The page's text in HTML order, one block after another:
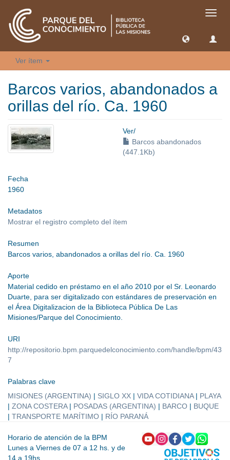
Ver ítem
Barcos varios, abandonados a
orillas del río. Ca. 1960
Ver/
Barcos abandonados
(447.1Kb)
Fecha
1960
Metadatos
Mostrar el registro completo del ítem
Resumen
Barcos varios, abandonados a orillas del río. Ca. 1960
Aporte
Material cedido en préstamo en el año 2010 por el Sr. Leonardo
Duarte, para ser digitalizado con estándares de preservación en
el Área Digitalizacion de la Biblioteca Pública De Las
Misiones/Parque del Conocimiento.
URI
http://repositorio.bpm.parquedelconocimiento.com/handle/bpm/43
7
Palabras clave
MISIONES (ARGENTINA) | SIGLO XX | VIDA COTIDIANA| PLAYA
| ZONA COSTERA| POSADAS (ARGENTINA) | BARCO | BUQUE
| TRANSPORTE MARÍTIMO | RÍO PARANÁ
Horario de atención de la BPM
Lunes a Viernes de 07 a 12 hs. y de
14 a 19hs.